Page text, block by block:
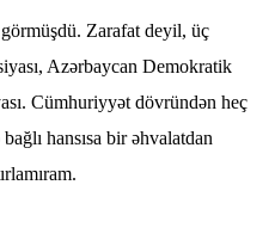
Zarafat deyil, üç
Azərbaycan Demokratik
Cümhuriyyət dövründən heç
hansısa bir əhvalatdan